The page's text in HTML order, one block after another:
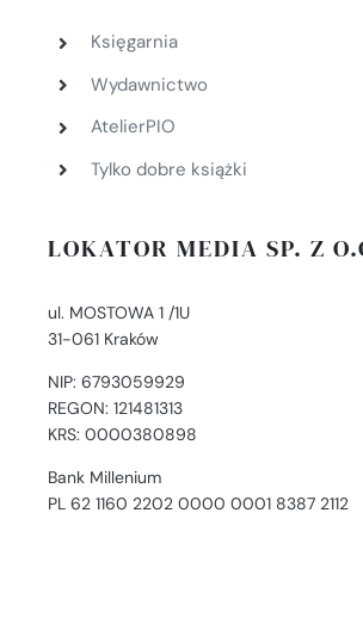
Księgarnia
Wydawnictwo
AtelierPIO
Tylko dobre książki
LOKATOR MEDIA SP. Z
ul. MOSTOWA 1 /1U
31-061 Kraków
NIP: 6793059929
REGON: 121481313
KRS: 0000380898
Bank Millenium
PL 62 1160 2202 0000 0001 8387 2112